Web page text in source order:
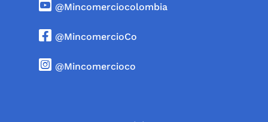
@Mincomerciocolombia
@MincomercioCo
@Mincomercioco